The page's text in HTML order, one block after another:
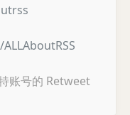
账号的 Retweet